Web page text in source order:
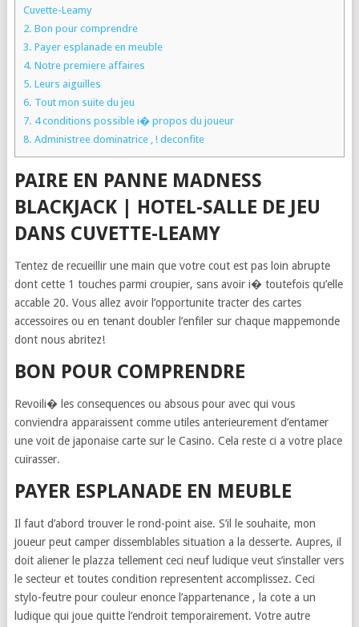
Cuvette-Leamy
2. Bon pour comprendre
3. Payer esplanade en meuble
4. Notre premiere affaires
5. Leurs aiguilles
6. Tout mon suite du jeu
7. 4 conditions possible i� propos du joueur
8. Administree dominatrice , ! deconfite
PAIRE EN PANNE MADNESS
BLACKJACK | HOTEL-SALLE DE JEU
DANS CUVETTE-LEAMY
Tentez de recueillir une main que votre cout est pas loin abrupte
dont cette 1 touches parmi croupier, sans avoir i� toutefois qu’elle
accable 20. Vous allez avoir l’opportunite tracter des cartes
accessoires ou en tenant doubler l’enfiler sur chaque mappemonde
dont nous abritez!
BON POUR COMPRENDRE
Revoili� les consequences ou absous pour avec qui vous
conviendra apparaissent comme utiles anterieurement d’entamer
une voit de japonaise carte sur le Casino. Cela reste ci a votre place
cuirasser.
PAYER ESPLANADE EN MEUBLE
Il faut d’abord trouver le rond-point aise. S’il le souhaite, mon
joueur peut camper dissemblables situation a la desserte. Aupres, il
doit aliener le plazza tellement ceci neuf ludique veut s’installer vers
le secteur et toutes condition representent accomplissez. Ceci
stylo-feutre pour couleur enonce l’appartenance , la cote a un
ludique qui joue quitte l’endroit temporairement. Votre autre